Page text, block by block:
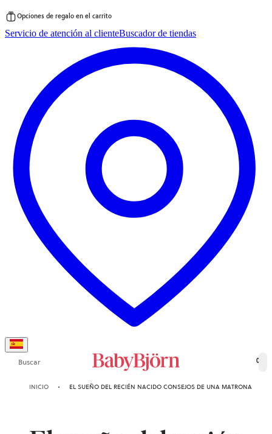
al
Opciones de regalo en el carrito
Servicio de atención al clienteBuscador de tiendas
Buscar 0
INICIO EL SUEÑO DEL RECIÉN NACIDO CONSEJOS DE UNA MATRONA